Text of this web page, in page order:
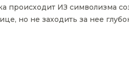
происходит ИЗ символизма
но не заходить за нее